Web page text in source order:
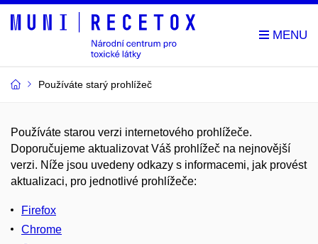
Používáte starý prohlížeč
Používáte starou verzi internetového prohlížeče.
Doporučujeme aktualizovat Váš prohlížeč na nejnovější
verzi. Níže jsou uvedeny odkazy s informacemi, jak provést
aktualizaci, pro jednotlivé prohlížeče:
Firefox
Chrome